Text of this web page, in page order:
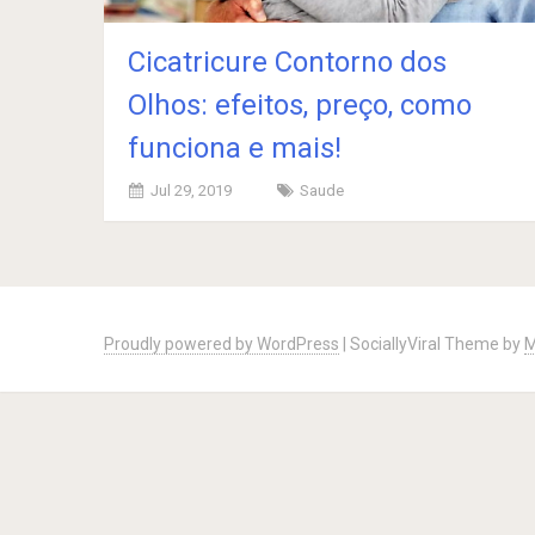
Cicatricure Contorno dos
Olhos: efeitos, preço, como
funciona e mais!
Jul 29, 2019 Saude
navigation
Proudly powered by WordPress SociallyViral Theme by